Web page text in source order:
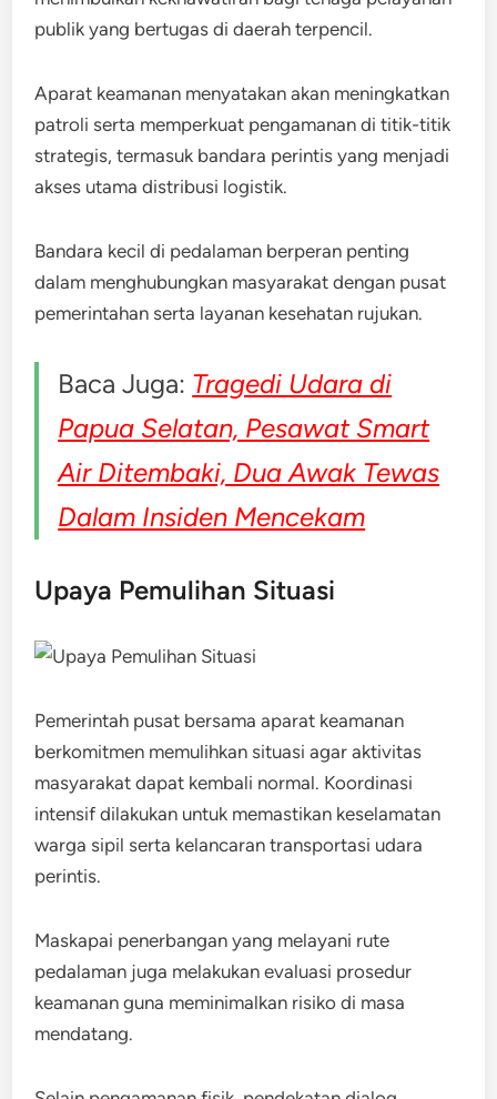
publik yang bertugas di daerah terpencil.
Aparat keamanan menyatakan akan meningkatkan
patroli serta memperkuat pengamanan di titik-titik
strategis, termasuk bandara perintis yang menjadi
akses utama distribusi logistik.
Bandara kecil di pedalaman berperan penting
dalam menghubungkan masyarakat dengan pusat
pemerintahan serta layanan kesehatan rujukan.
Baca Juga: Tragedi Udara di
Papua Selatan, Pesawat Smart
Air Ditembaki, Dua Awak Tewas
Dalam Insiden Mencekam
Upaya Pemulihan Situasi
Pemerintah pusat bersama aparat keamanan
berkomitmen memulihkan situasi agar aktivitas
masyarakat dapat kembali normal. Koordinasi
intensif dilakukan untuk memastikan keselamatan
warga sipil serta kelancaran transportasi udara
perintis.
Maskapai penerbangan yang melayani rute
pedalaman juga melakukan evaluasi prosedur
keamanan guna meminimalkan risiko di masa
mendatang.